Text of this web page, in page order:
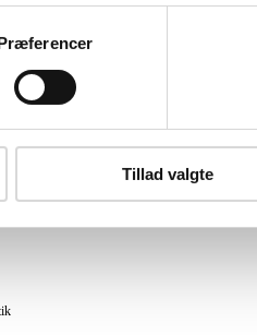
Tillad valgte